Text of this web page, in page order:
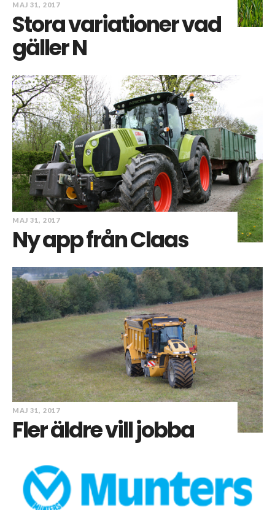
MAJ 31, 2017
Stora variationer vad
gäller N
MAJ 31, 2017
Ny app från Claas
MAJ 31, 2017
Fler äldre vill jobba